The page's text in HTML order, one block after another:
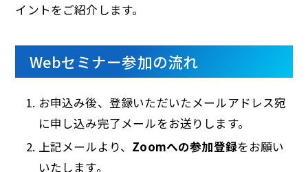
イントをご紹介します。
Webセミナー参加の流れ
お申込み後、登録いただいたメールアドレス宛
に申し込み完了メールをお送りします。
上記メールより、 Zoomへの参加登録をお願い
いたします。